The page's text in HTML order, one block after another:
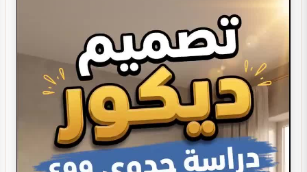
تصميم بوفيه مودرن
تصميم ديكور بوفية و كافيتيريا